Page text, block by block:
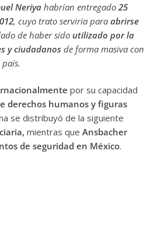
Neriya habrían entregado25
, cuyo trato serviría para abrirse
de haber sido utilizado por la
y ciudadanosde forma masiva con
por su capacidad
derechos humanos y figuras
se distribuyó de la siguiente
mientras que Ansbacher
de seguridad en México.